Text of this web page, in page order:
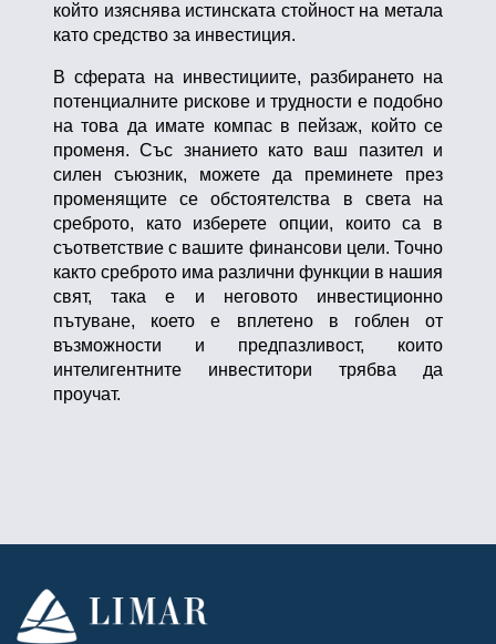
който изяснява истинската стойност на метала
като средство за инвестиция.
В сферата на инвестициите, разбирането на
потенциалните рискове и трудности е подобно
на това да имате компас в пейзаж, който се
променя. Със знанието като ваш пазител и
силен съюзник, можете да преминете през
променящите се обстоятелства в света на
среброто, като изберете опции, които са в
съответствие с вашите финансови цели. Точно
както среброто има различни функции в нашия
свят, така е и неговото инвестиционно
пътуване, което е вплетено в гоблен от
възможности и предпазливост, които
интелигентните инвеститори трябва да
проучат.